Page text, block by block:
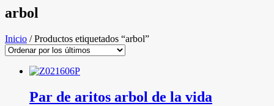
arbol
Inicio / Productos etiquetados “arbol”
Par de aritos arbol de la vida